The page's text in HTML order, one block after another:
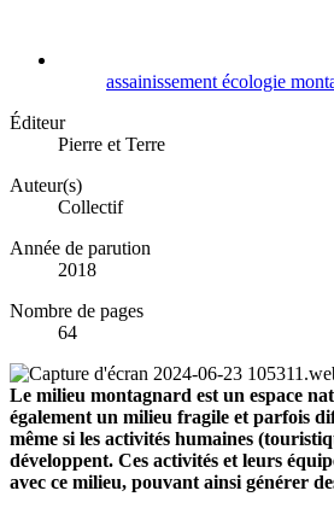
assainissement écologie
Éditeur
Pierre et Terre
Auteur(s)
Collectif
Année de parution
2018
Nombre de pages
64
Le milieu montagnard est un espace
également un milieu fragile et parfois
même si les activités humaines
développent. Ces activités et leurs
avec ce milieu, pouvant ainsi générer